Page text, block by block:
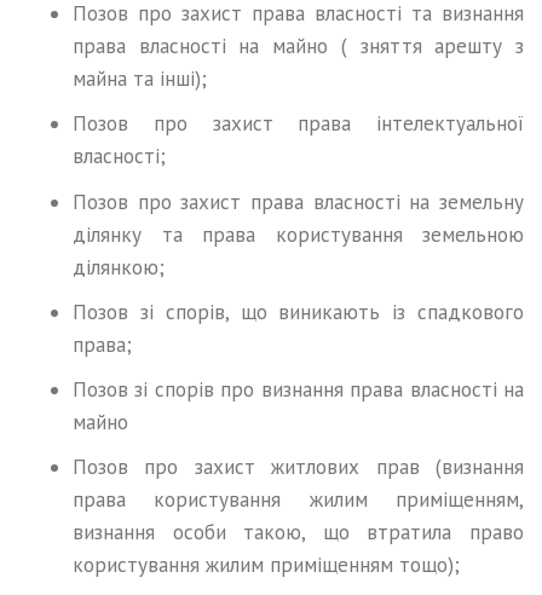
Позов про захист права власності та визнання
права власності на майно ( зняття арешту з
майна та інші);
Позов про захист права інтелектуальної
власності;
Позов про захист права власності на земельну
ділянку та права користування земельною
ділянкою;
Позов зі спорів, що виникають із спадкового
права;
Позов зі спорів про визнання права власності на
майно
Позов про захист житлових прав (визнання
права користування жилим приміщенням,
визнання особи такою, що втратила право
користування жилим приміщенням тощо);